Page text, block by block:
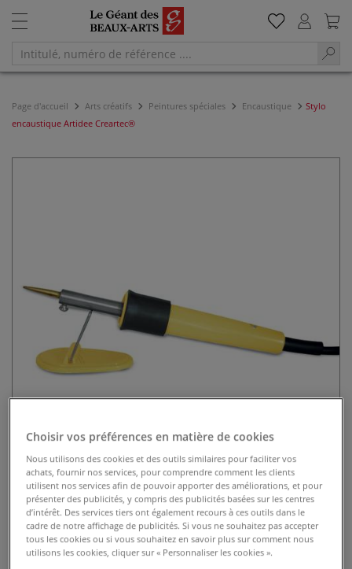
Page d'accueil Arts créatifs Peintures spéciales Encaustique
Stylo
encaustique Artidee Creartec®
Stylo encaustique Artidee
Creartec®
0 Commentaires
Choisir vos préférences en matière de cookies
Nous utilisons des cookies et des outils similaires pour faciliter vos
achats, fournir nos services, pour comprendre comment les clients
utilisent nos services afin de pouvoir apporter des améliorations, et pour
présenter des publicités, y compris des publicités basées sur les centres
d’intérêt. Des services tiers ont également recours à ces outils dans le
cadre de notre affichage de publicités. Si vous ne souhaitez pas accepter
tous les cookies ou si vous souhaitez en savoir plus sur comment nous
utilisons les cookies, cliquer sur « Personnaliser les cookies ».